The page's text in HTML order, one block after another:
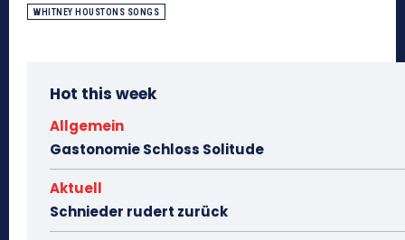
WHITNEY HOUSTONS SONGS
Hot this week
Allgemein
Gastonomie Schloss Solitude
Aktuell
Schnieder rudert zurück